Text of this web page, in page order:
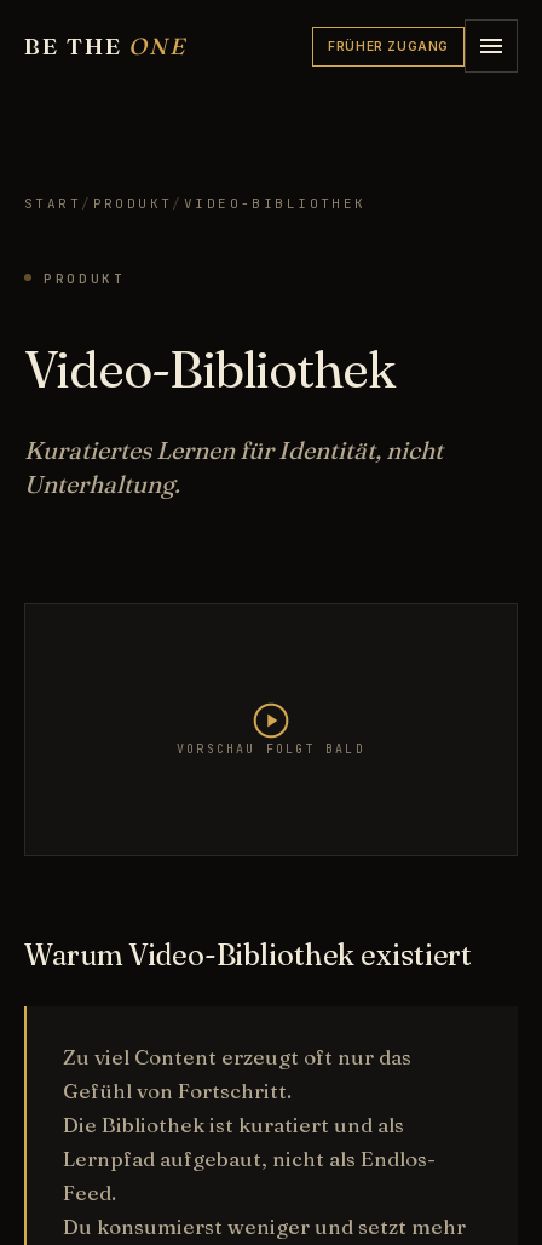
BE THE ONE FRÜHER ZUGANG
START / PRODUKT / VIDEO-BIBLIOTHEK
PRODUKT
Video-Bibliothek
Kuratiertes Lernen für Identität, nicht
Unterhaltung.
VORSCHAU FOLGT BALD
Warum Video-Bibliothek existiert
Zu viel Content erzeugt oft nur das
Gefühl von Fortschritt.
Die Bibliothek ist kuratiert und als
Lernpfad aufgebaut, nicht als Endlos-
Feed.
Du konsumierst weniger und setzt mehr